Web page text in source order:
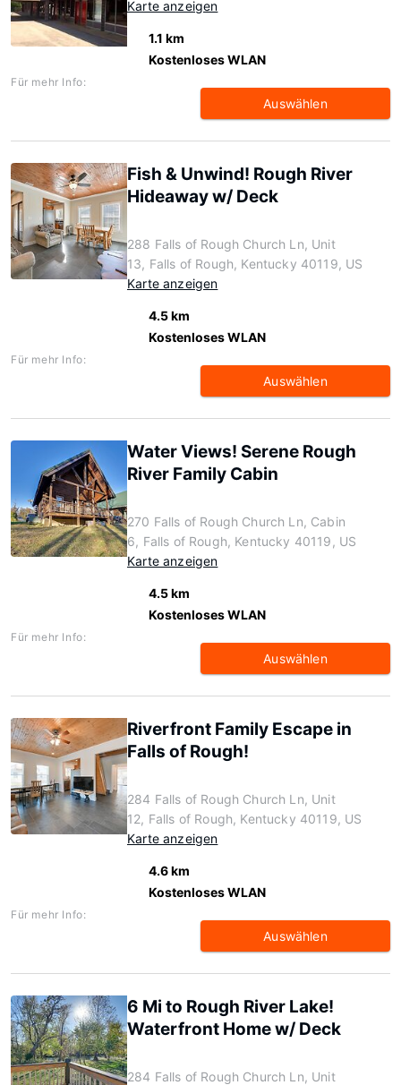
Karte anzeigen
1.1 km
Kostenloses WLAN
Für mehr Info:
Auswählen
Fish & Unwind! Rough River
Hideaway w/ Deck
288 Falls of Rough Church Ln, Unit
13, Falls of Rough, Kentucky 40119, US
Karte anzeigen
4.5 km
Kostenloses WLAN
Für mehr Info:
Auswählen
Water Views! Serene Rough
River Family Cabin
270 Falls of Rough Church Ln, Cabin
6, Falls of Rough, Kentucky 40119, US
Karte anzeigen
4.5 km
Kostenloses WLAN
Für mehr Info:
Auswählen
Riverfront Family Escape in
Falls of Rough!
284 Falls of Rough Church Ln, Unit
12, Falls of Rough, Kentucky 40119, US
Karte anzeigen
4.6 km
Kostenloses WLAN
Für mehr Info:
Auswählen
6 Mi to Rough River Lake!
Waterfront Home w/ Deck
284 Falls of Rough Church Ln, Unit